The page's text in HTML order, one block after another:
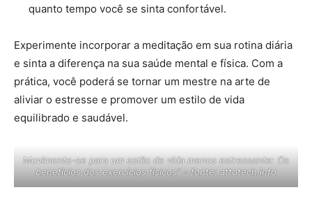
quanto tempo você se sinta confortável.
Experimente incorporar a meditação em sua rotina diária
e sinta a diferença na sua saúde mental e física. Com a
prática, você poderá se tornar um mestre na arte de
aliviar o estresse e promover um estilo de vida
equilibrado e saudável.
Movimente-se para um estilo de vida menos estressante: Os
benefícios dos exercícios físicos” – fonte: attotech.info